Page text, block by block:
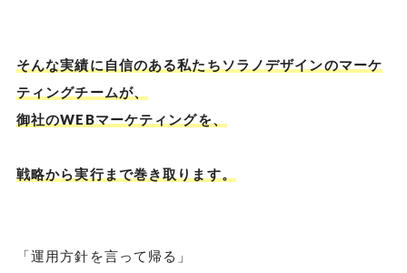
そんな実績に自信のある私たちソラノデザインのマーケ
ティングチームが、
御社のWEBマーケティングを、
戦略から実行まで巻き取ります。
「運用方針を言って帰る」